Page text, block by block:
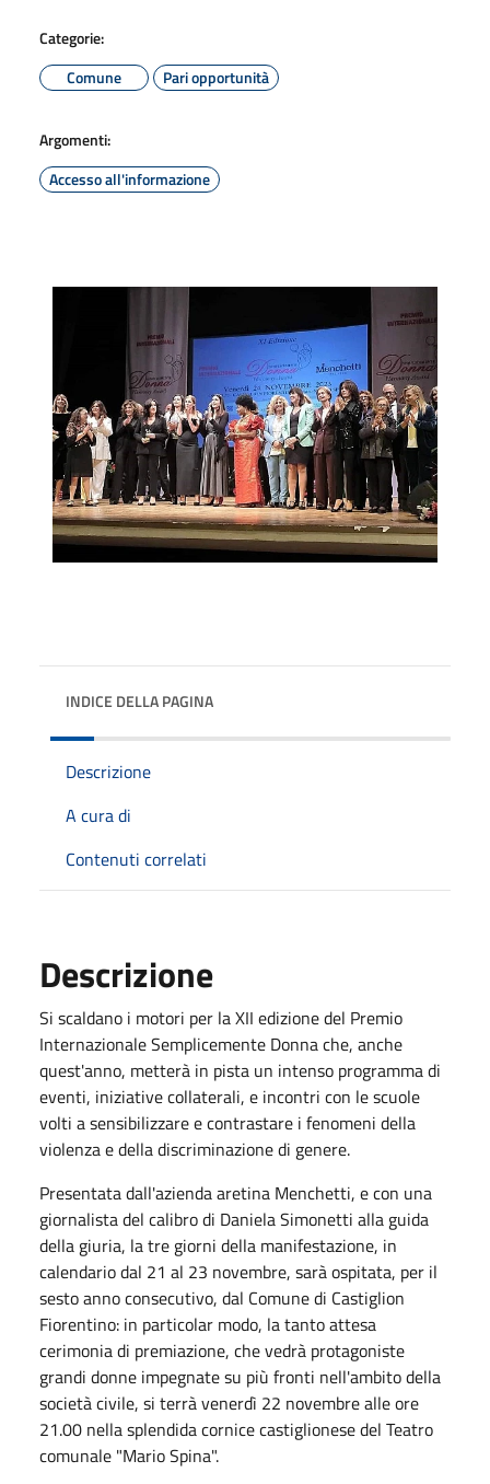
Categorie:
Comune
Pari opportunità
Argomenti:
Accesso all'informazione
INDICE DELLA PAGINA
Descrizione
A cura di
Contenuti correlati
Descrizione
Si scaldano i motori per la XII edizione del Premio
Internazionale Semplicemente Donna che, anche
quest'anno, metterà in pista un intenso programma di
eventi, iniziative collaterali, e incontri con le scuole
volti a sensibilizzare e contrastare i fenomeni della
violenza e della discriminazione di genere.
Presentata dall'azienda aretina Menchetti, e con una
giornalista del calibro di Daniela Simonetti alla guida
della giuria, la tre giorni della manifestazione, in
calendario dal 21 al 23 novembre, sarà ospitata, per il
sesto anno consecutivo, dal Comune di Castiglion
Fiorentino: in particolar modo, la tanto attesa
cerimonia di premiazione, che vedrà protagoniste
grandi donne impegnate su più fronti nell'ambito della
società civile, si terrà venerdì 22 novembre alle ore
21.00 nella splendida cornice castiglionese del Teatro
comunale "Mario Spina".